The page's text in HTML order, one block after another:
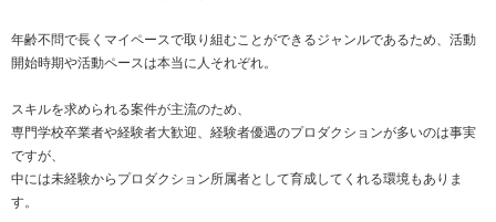
年齢不問で長くマイペースで取り組むことができるジャンルであるため、活動
開始時期や活動ペースは本当に人それぞれ。
スキルを求められる案件が主流のため、
専門学校卒業者や経験者大歓迎、経験者優遇のプロダクションが多いのは事実
ですが、
中には未経験からプロダクション所属者として育成してくれる環境もありま
す。